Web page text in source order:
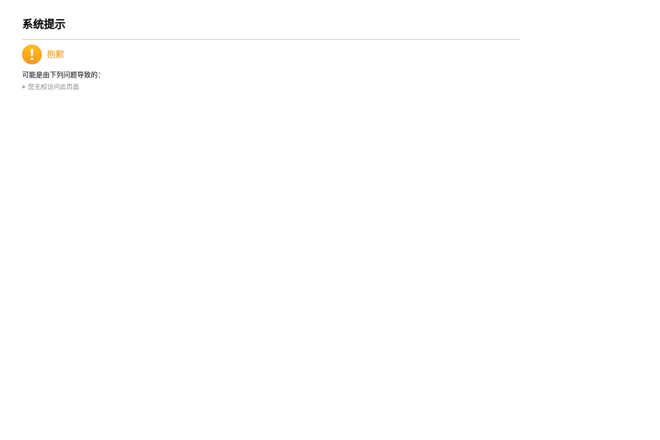
系统提示
抱歉
可能是由下列问题导致的：
您无权访问此页面